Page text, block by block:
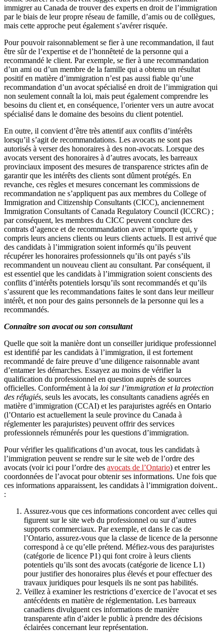
immigrer au Canada de trouver des experts en droit de l’immigration
par le biais de leur propre réseau de famille, d’amis ou de collègues,
mais cette approche peut également s’avérer risquée.
Pour pouvoir raisonnablement se fier à une recommandation, il faut
être sûr de l’expertise et de l’honnêteté de la personne qui a
recommandé le client. Par exemple, se fier à une recommandation
d’un ami ou d’un membre de la famille qui a obtenu un résultat
positif en matière d’immigration n’est pas aussi fiable qu’une
recommandation d’un avocat spécialisé en droit de l’immigration qui
non seulement connaît la loi, mais peut également comprendre les
besoins du client et, en conséquence, l’orienter vers un autre avocat
spécialisé dans le domaine des besoins du client potentiel.
En outre, il convient d’être très attentif aux conflits d’intérêts
lorsqu’il s’agit de recommandations. Les avocats ne sont pas
autorisés à verser des honoraires à des non-avocats. Lorsque des
avocats versent des honoraires à d’autres avocats, les barreaux
provinciaux imposent des mesures de transparence strictes afin de
garantir que les intérêts des clients sont dûment protégés. En
revanche, ces règles et mesures concernant les commissions de
recommandation ne s’appliquent pas aux membres du College of
Immigration and Citizenship Consultants (CICC), anciennement
Immigration Consultants of Canada Regulatory Council (ICCRC) ;
par conséquent, les membres du CICC peuvent conclure des
contrats d’agence et de recommandation avec n’importe qui, y
compris leurs anciens clients ou leurs clients actuels. Il est arrivé que
des candidats à l’immigration soient informés qu’ils peuvent
récupérer les honoraires professionnels qu’ils ont payés s’ils
recommandent un nouveau client au consultant. Par conséquent, il
est essentiel que les candidats à l’immigration soient conscients des
conflits d’intérêts potentiels lorsqu’ils sont recommandés et qu’ils
s’assurent que les recommandations faites le sont dans leur meilleur
intérêt, et non pour des gains personnels de la personne qui les a
recommandés.
Connaître son avocat ou son consultant
Quelle que soit la manière dont un conseiller juridique professionnel
est identifié par les candidats à l’immigration, il est fortement
recommandé de faire preuve d’une diligence raisonnable avant
d’entamer les démarches. Essayez au moins de vérifier la
qualification du professionnel en question auprès de sources
officielles. Conformément à la loi sur l’immigration et la protection
des réfugiés, seuls les avocats, les consultants canadiens agréés en
matière d’immigration (CCAI) et les parajuristes agréés en Ontario
(l’Ontario est actuellement la seule province du Canada à
réglementer les parajuristes) peuvent offrir des services
professionnels rémunérés pour les questions d’immigration.
Pour vérifier les qualifications d’un avocat, tous les candidats à
l’immigration peuvent se rendre sur le site web de l’ordre des
avocats (voir ici pour l’ordre des avocats de l’Ontario) et entrer les
coordonnées de l’avocat pour obtenir ses informations. Une fois que
ces informations apparaissent, les candidats à l’immigration doivent..
:
Assurez-vous que ces informations concordent avec celles qui
figurent sur le site web du professionnel ou sur d’autres
supports commerciaux. Par exemple, et dans le cas de
l’Ontario, assurez-vous que la classe de licence de la personne
correspond à ce qu’elle prétend. Méfiez-vous des parajuristes
(catégorie de licence P1) qui font croire à leurs clients
potentiels qu’ils sont des avocats (catégorie de licence L1)
pour justifier des honoraires plus élevés et pour effectuer des
travaux juridiques pour lesquels ils ne sont pas habilités.
Veillez à examiner les restrictions d’exercice de l’avocat et ses
antécédents en matière de réglementation. Les barreaux
canadiens divulguent ces informations de manière
transparente afin d’aider le public à prendre des décisions
éclairées concernant leur représentation.